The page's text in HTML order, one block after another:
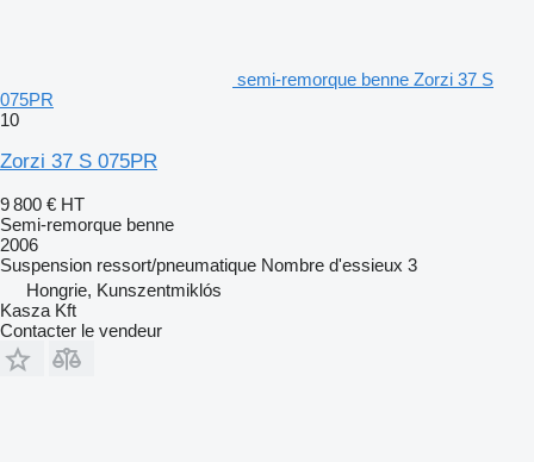
semi-remorque benne Zorzi 37 S
075PR
10
Zorzi 37 S 075PR
9 800 € HT
Semi-remorque benne
2006
Suspension ressort/pneumatique Nombre d'essieux 3
Hongrie, Kunszentmiklós
Kasza Kft
Contacter le vendeur